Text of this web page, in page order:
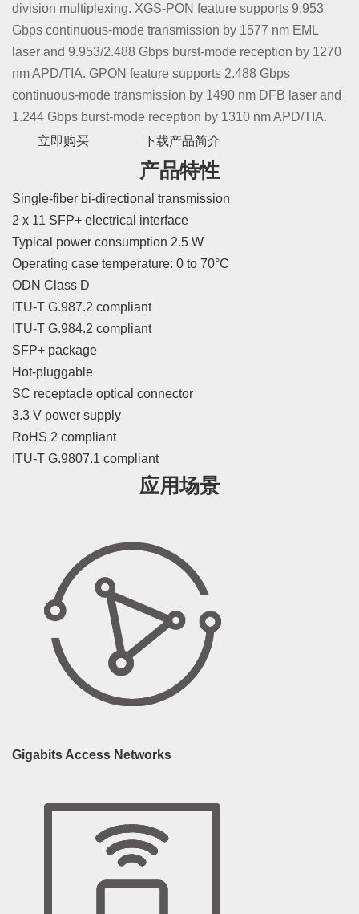
division multiplexing. XGS-PON feature supports 9.953
Gbps continuous-mode transmission by 1577 nm EML
laser and 9.953/2.488 Gbps burst-mode reception by 1270
nm APD/TIA. GPON feature supports 2.488 Gbps
continuous-mode transmission by 1490 nm DFB laser and
1.244 Gbps burst-mode reception by 1310 nm APD/TIA.
立即购买
下载产品简介
产品特性
Single-fiber bi-directional transmission
2 x 11 SFP+ electrical interface
Typical power consumption 2.5 W
Operating case temperature: 0 to 70°C
ODN Class D
ITU-T G.987.2 compliant
ITU-T G.984.2 compliant
SFP+ package
Hot-pluggable
SC receptacle optical connector
3.3 V power supply
RoHS 2 compliant
ITU-T G.9807.1 compliant
应用场景
Gigabits Access Networks